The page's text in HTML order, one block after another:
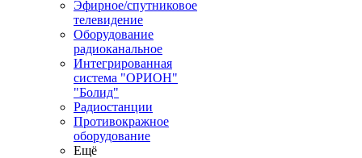
Эфирное/спутниковое
телевидение
Оборудование
радиоканальное
Интегрированная
система "ОРИОН"
"Болид"
Радиостанции
Противокражное
оборудование
Ещё